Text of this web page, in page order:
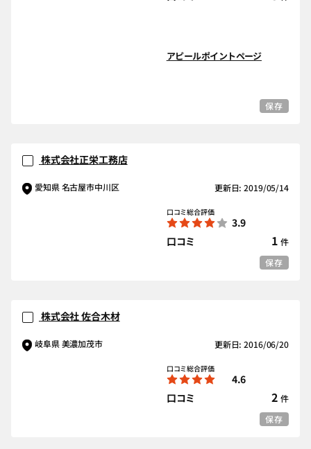
アピールポイントページ
保存
株式会社正栄工務店
愛知県 名古屋市中川区 更新日: 2019/05/14
口コミ総合評価
3.9
口コミ
1 件
保存
株式会社 佐合木材
岐阜県 美濃加茂市 更新日: 2016/06/20
口コミ総合評価
4.6
口コミ
2 件
保存